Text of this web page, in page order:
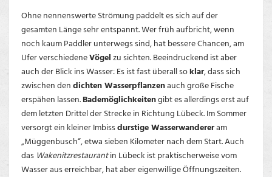
Ohne nennenswerte Strömung paddelt es sich auf der
gesamten Länge sehr entspannt. Wer früh aufbricht, wenn
noch kaum Paddler unterwegs sind, hat bessere Chancen, am
Ufer verschiedeneVögelzu sichten. Beeindruckend ist aber
auch der Blick ins Wasser: Es ist fast überall soklar, dass sich
zwischen dendichten Wasserpflanzenauch große Fische
erspähen lassen.Bademöglichkeitengibt es allerdings erst auf
dem letzten Drittel der Strecke in Richtung Lübeck. Im Sommer
versorgt ein kleiner Imbissdurstige Wasserwandereram
„Müggenbusch“, etwa sieben Kilometer nach dem Start. Auch
das Wakenitzrestaurantin Lübeck ist praktischerweise vom
Wasser aus erreichbar, hat aber eigenwillige Öffnungszeiten.